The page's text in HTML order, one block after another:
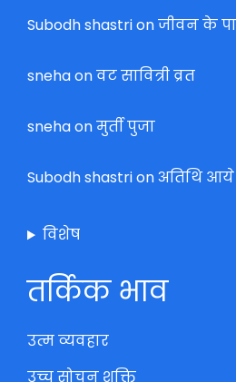
Subodh shastrionजीवन के
snehaonवट सावित्री व्रत
snehaonमुर्ती पुजा
Subodh shastrionअतिथि आये
विशेष
तर्किक भाव
उत्म व्यवहार
उच्च सोचन शक्ति